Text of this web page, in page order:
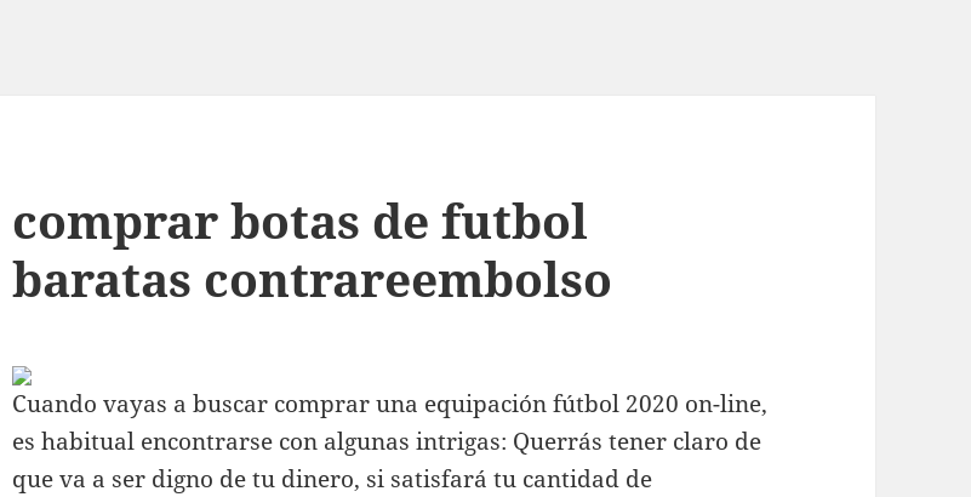
comprar botas de futbol
baratas contrareembolso
Cuando vayas a buscar comprar una equipación fútbol 2020 on-line,
es habitual encontrarse con algunas intrigas: Querrás tener claro de
que va a ser digno de tu dinero, si satisfará tu cantidad de